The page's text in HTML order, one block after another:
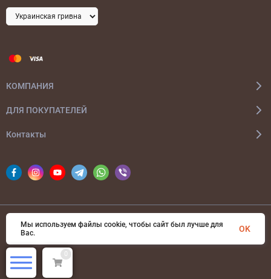
КОМПАНИЯ
ДЛЯ ПОКУПАТЕЛЕЙ
Контакты
© 2026 bags-ua.com Все права защищены
0
Мы используем файлы cookie, чтобы сайт был лучше для
Вас.
OK